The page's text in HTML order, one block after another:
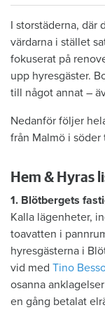
I storstäderna, där
värdarna i stället
fokuserat på
upp hyresgäster.
till något annat –
Nedanför följer
från Malmö i söder
Hem & Hyras
1. Blötbergets
Kalla lägenheter,
toavatten i
hyresgästerna i
vid med Tino
osanna
en gång betalat